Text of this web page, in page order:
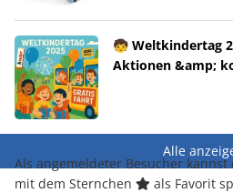
🧒 Weltkindertag
Aktionen &amp;
Alle
Als angemeldeter Besucher
mit dem Sternchen
als Favorit